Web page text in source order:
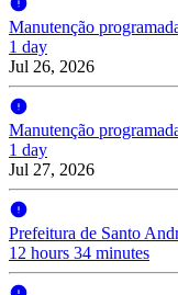
Manutenção
1 day
Jul 26, 2026
Manutenção
1 day
Jul 27, 2026
Prefeitura de Santo
12 hours 34 minutes